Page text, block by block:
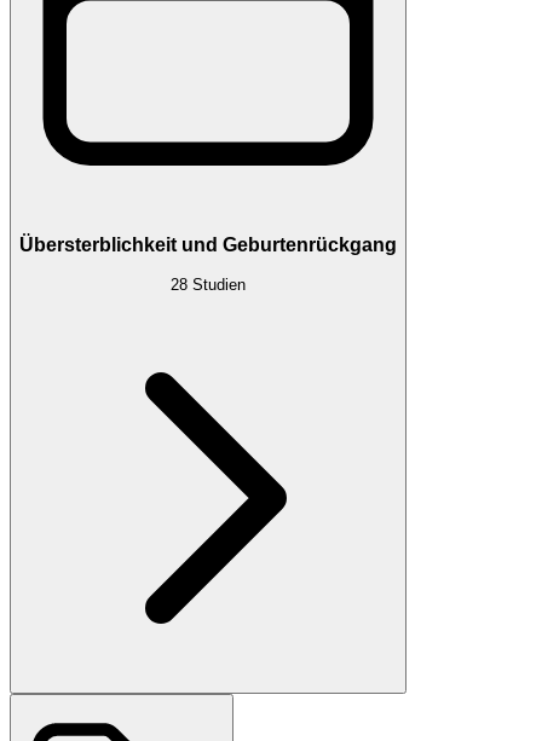
Übersterblichkeit und Geburtenrückgang
28 Studien